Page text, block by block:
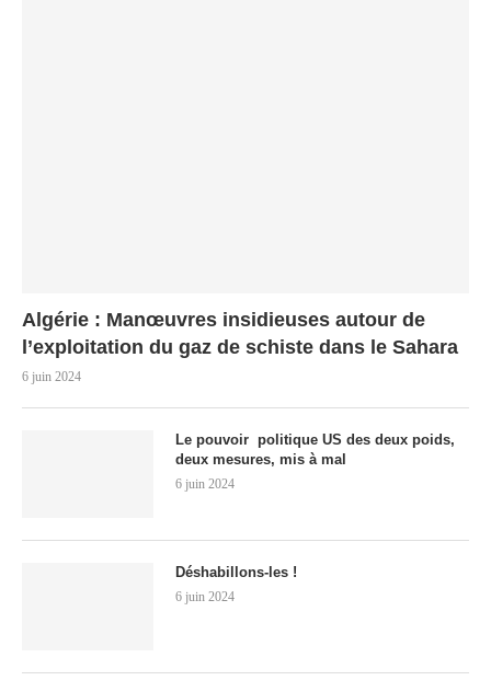
Algérie : Manœuvres insidieuses autour de
l’exploitation du gaz de schiste dans le Sahara
6 juin 2024
Le pouvoir politique US des deux poids,
deux mesures, mis à mal
6 juin 2024
Déshabillons-les !
6 juin 2024